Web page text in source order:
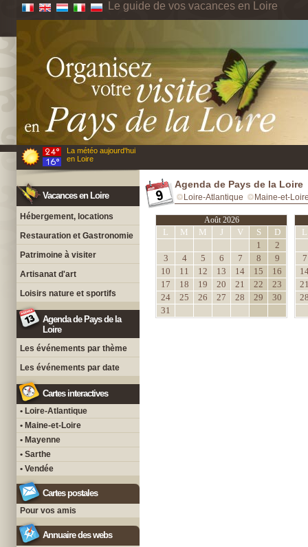
Le guide de vos vacances en Loire
La météo aujourd'hui
en Loire
Vacances en Loire
Hébergement, locations
Restauration et Gastronomie
Patrimoine à visiter
Artisanat d'art
Loisirs nature et sportifs
Agenda de Pays de la
Loire
Les événements par thème
Les événements par date
Cartes interactives
• Loire-Atlantique
• Maine-et-Loire
• Mayenne
• Sarthe
• Vendée
Cartes postales
Pour vos amis
Annuaire des webs
Agenda de Pays de la Loire
Loire-Atlantique Maine-et-
Août 2026
L M M J V S
D
1
2
3
4 5 6 7 8
9
10
11 12 13 14 15
16
17
18 19 20 21 22
23
24
25 26 27 28 29
30
31
L
7